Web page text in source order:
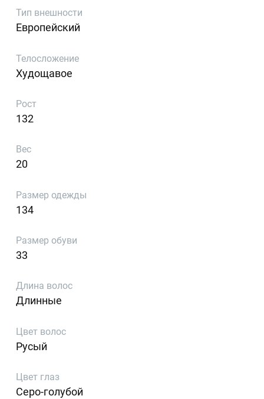
Тип внешности
Европейский
Телосложение
Худощавое
Рост
132
Вес
20
Размер одежды
134
Размер обуви
33
Длина волос
Длинные
Цвет волос
Русый
Цвет глаз
Серо-голубой